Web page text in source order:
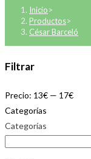
Inicio>
Productos>
César Barceló
Filtrar
Precio: 13€ — 17€
Categorías
Categorías